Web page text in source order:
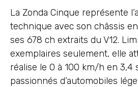
La Zonda Cinque représente
technique avec son châssis
ses 678 ch extraits du V12.
exemplaires seulement, elle
réalise le 0 à 100 km/h en 3,4
passionnés d’automobiles